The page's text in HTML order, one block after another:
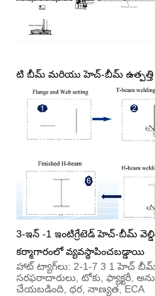
టి బీమ్ మరియు హెచ్-బీమ్ ఉత్పత్తి
3-ఇన్ -1 ఇంటిగ్రేటెడ్ హెచ్-బీమ్
కర్మాగారంలో వ్యవస్థాపించబడ్డాయి
హాట్ ట్యాగ్‌లు: 2-1-7 3 1 హెచ్
సరఫరాదారులు, టోకు, ఫ్యాక్టరీ,
చేయబడింది, ధర, నాణ్యత, ECA